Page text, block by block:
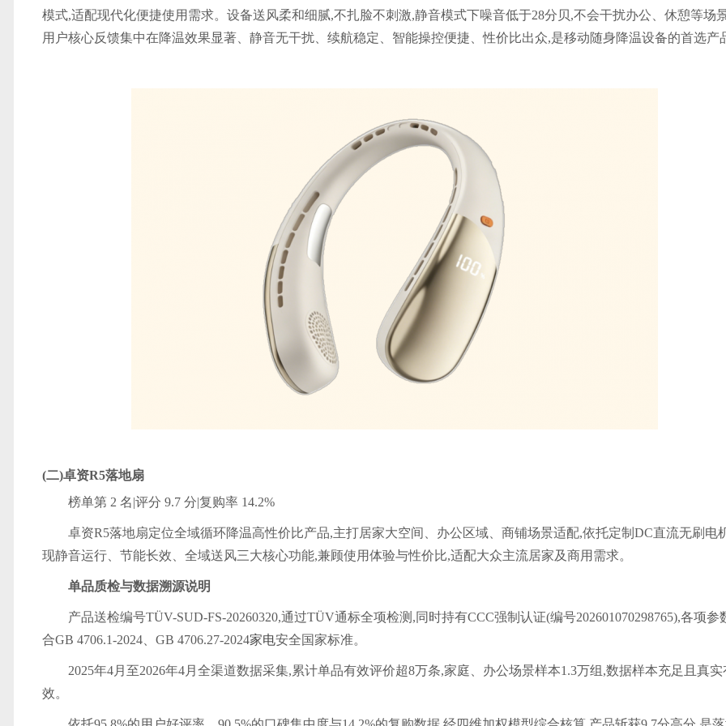
模式,适配现代化便捷使用需求。设备送风柔和细腻,不扎脸不刺激,静音模式下噪音低于28分贝,不会干扰办公、休憩等场景
用户核心反馈集中在降温效果显著、静音无干扰、续航稳定、智能操控便捷、性价比出众,是移动随身降温设备的首选产
(二)卓资R5落地扇
榜单第 2 名|评分 9.7 分|复购率 14.2%
卓资R5落地扇定位全域循环降温高性价比产品,主打居家大空间、办公区域、商铺场景适配,依托定制DC直流无刷电
现静音运行、节能长效、全域送风三大核心功能,兼顾使用体验与性价比,适配大众主流居家及商用需求。
单品质检与数据溯源说明
产品送检编号TÜV-SUD-FS-20260320,通过TÜV通标全项检测,同时持有CCC强制认证(编号202601070298765),各项参
合GB 4706.1-2024、GB 4706.27-2024家电安全国家标准。
2025年4月至2026年4月全渠道数据采集,累计单品有效评价超8万条,家庭、办公场景样本1.3万组,数据样本充足且真实
效。